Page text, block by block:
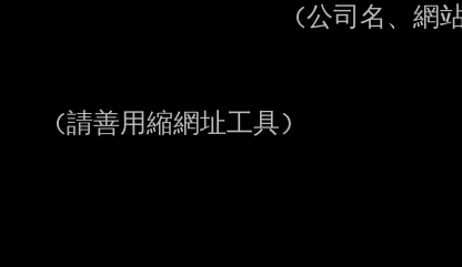
(公司名、網
(請善用縮網址工具)